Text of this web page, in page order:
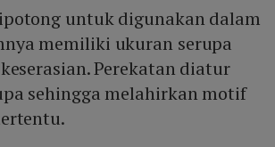
Mute
untuk digunakan dalam
memiliki ukuran serupa
Perekatan diatur
sehingga melahirkan motif